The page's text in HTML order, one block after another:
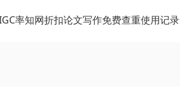
率知网折扣论文写作免费查重使用记录